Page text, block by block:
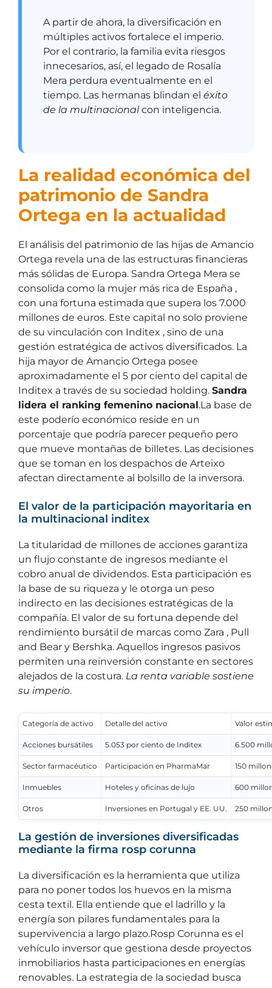
A partir de ahora, la diversificación en
múltiples activos fortalece el imperio.
Por el contrario, la familia evita riesgos
innecesarios, así, el legado de Rosalía
Mera perdura eventualmente en el
tiempo. Las hermanas blindan el éxito
de la multinacionalcon inteligencia.
La realidad económica del
patrimonio de Sandra
Ortega en la actualidad
El análisis del patrimonio de las hijas de Amancio
Ortega revela una de las estructuras financieras
más sólidas de Europa. Sandra Ortega Mera se
consolida como la mujer más rica de España ,
con una fortuna estimada que supera los 7.000
millones de euros. Este capital no solo proviene
de su vinculación con Inditex , sino de una
gestión estratégica de activos diversificados. La
hija mayor de Amancio Ortega posee
aproximadamente el 5 por ciento del capital de
Inditex a través de su sociedad holding. Sandra
lidera el ranking femenino nacional.La base de
este poderío económico reside en un
porcentaje que podría parecer pequeño pero
que mueve montañas de billetes. Las decisiones
que se toman en los despachos de Arteixo
afectan directamente al bolsillo de la inversora.
El valor de la participación mayoritaria en
la multinacional inditex
La titularidad de millones de acciones garantiza
un flujo constante de ingresos mediante el
cobro anual de dividendos. Esta participación es
la base de su riqueza y le otorga un peso
indirecto en las decisiones estratégicas de la
compañía. El valor de su fortuna depende del
rendimiento bursátil de marcas como Zara , Pull
and Bear y Bershka. Aquellos ingresos pasivos
permiten una reinversión constante en sectores
alejados de la costura. La renta variable sostiene
su imperio.
Categoría de activo Detalle del activo Valor
Acciones bursátiles 5.053 por ciento de Inditex 6.500
Sector farmacéutico Participación en PharmaMar 150
Inmuebles Hoteles y oficinas de lujo 600
Otros Inversiones en Portugal y EE. UU. 250
La gestión de inversiones diversificadas
mediante la firma rosp corunna
La diversificación es la herramienta que utiliza
para no poner todos los huevos en la misma
cesta textil. Ella entiende que el ladrillo y la
energía son pilares fundamentales para la
supervivencia a largo plazo.Rosp Corunna es el
vehículo inversor que gestiona desde proyectos
inmobiliarios hasta participaciones en energías
renovables. La estrategia de la sociedad busca